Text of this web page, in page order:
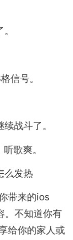
信号。
战斗了。
歌爽。
么发热
带来的ios
。不知道你有
给你的家人或